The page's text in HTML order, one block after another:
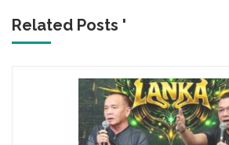
Related Posts '